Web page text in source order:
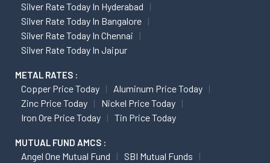
Silver Rate Today In Hyderabad
Silver Rate Today In Bangalore
Silver Rate Today In Chennai
Silver Rate Today In Jaipur
METAL RATES :
Copper Price Today
Aluminum Price Today
Zinc Price Today
Nickel Price Today
Iron Ore Price Today
Tin Price Today
MUTUAL FUND AMCS :
Angel One Mutual Fund
SBI Mutual Funds